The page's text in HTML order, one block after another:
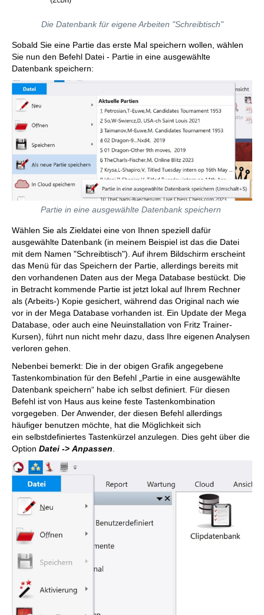
Die Datenbank für eigene Arbeiten "Schreibtisch"
Sobald Sie eine Partie das erste Mal speichern wollen, wählen
Sie nun den Befehl Datei - Partie in eine ausgewählte
Datenbank speichern:
Partie in eine ausgewählte Datenbank speichern
Wählen Sie als Zieldatei eine von Ihnen speziell dafür
ausgewählte Datenbank (in meinem Beispiel ist das die Datei
mit dem Namen "Schreibtisch"). Auf ihrem Bildschirm erscheint
das Menü für das Speichern der Partie, allerdings bereits mit
den vorhandenen Daten aus der Mega Database bestückt. Die
in Betracht kommende Partie ist jetzt lokal auf Ihrem Rechner
als (Arbeits-) Kopie gesichert, während das Original nach wie
vor in der Mega Database vorhanden ist. Ein Update der Mega
Database, oder auch eine Neuinstallation von Fritz Trainer-
Kursen), führt nun nicht mehr dazu, dass Ihre eigenen Analysen
verloren gehen.
Nebenbei bemerkt: Die in der obigen Grafik angegebene
Tastenkombination für den Befehl „Partie in eine ausgewählte
Datenbank speichern“ habe ich selbst definiert. Für diesen
Befehl ist von Haus aus keine feste Tastenkombination
vorgegeben. Der Anwender, der diesen Befehl allerdings
häufiger benutzen möchte, hat die Möglichkeit sich
ein selbstdefiniertes Tastenkürzel anzulegen. Dies geht über die
Option Datei -> Anpassen